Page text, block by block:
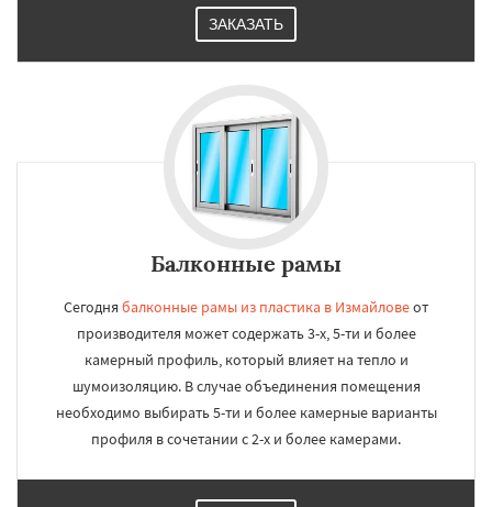
ЗАКАЗАТЬ
Балконные рамы
Сегодня балконные рамы из пластика в Измайловеот
производителя может содержать 3-х, 5-ти и более
камерный профиль, который влияет на тепло и
шумоизоляцию. В случае объединения помещения
необходимо выбирать 5-ти и более камерные варианты
профиля в сочетании с 2-х и более камерами.